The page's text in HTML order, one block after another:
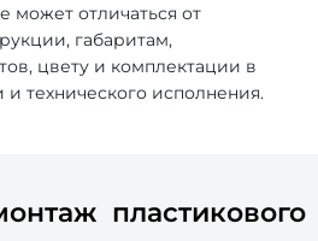
может отличаться от
габаритам,
цвету и комплектации в
технического исполнения.
пластикового